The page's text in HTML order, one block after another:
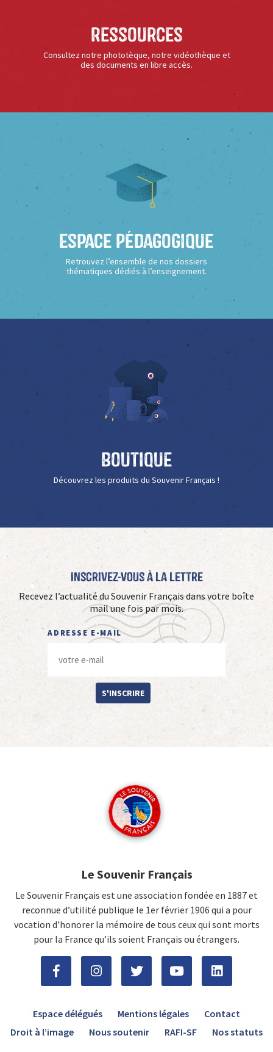
Ressources
Consultez notre phototèque, notre vidéothèque et
des documents en libre accès.
Espace Pédagogique
Retrouvez l’ensemble de nos dossiers
thématiques dédiés à l’enseignement.
Boutique
Découvrez les produits du Souvenir Français !
Inscrivez-vous à La Lettre
Recevez l’actualité du Souvenir Français dans votre boîte
mail une fois par mois.
ADRESSE E-MAIL
S'INSCRIRE
Le Souvenir Français
Le Souvenir Français est une association fondée en 1887 et
reconnue d’utilité publique le 1er février 1906 qui a pour
vocation d'honorer la mémoire de tous ceux qui sont morts
pour la France qu’ils soient Français ou étrangers.
Espace délégués Mentions légales
Contact
Droit à l’image
Nous soutenir RAFI-SF Nos statuts